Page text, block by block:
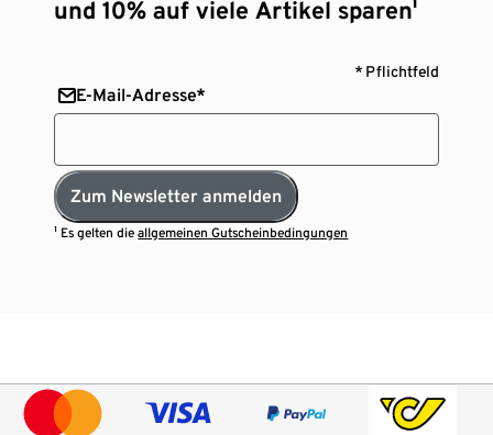
und 10% auf viele Artikel sparen¹
* Pflichtfeld
E-Mail-Adresse*
Zum Newsletter anmelden
¹ Es gelten dieallgemeinen Gutscheinbedingungen